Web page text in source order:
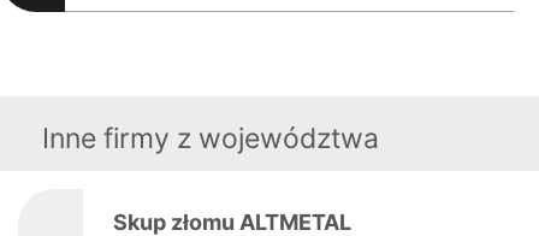
Inne firmy z województwa
Skup złomu ALTMETAL